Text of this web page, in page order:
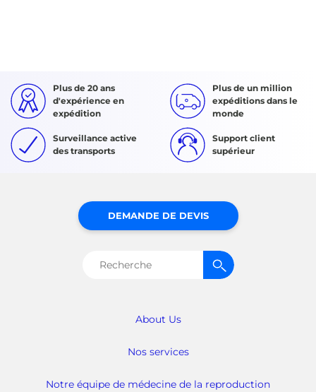
Plus de 20 ans
d'expérience en
expédition
Plus de un million
expéditions dans le
monde
Surveillance active
des transports
Support client
supérieur
About Us
Nos services
Notre équipe de médecine de la reproduction
DEMANDE DE DEVIS
Rechercher :